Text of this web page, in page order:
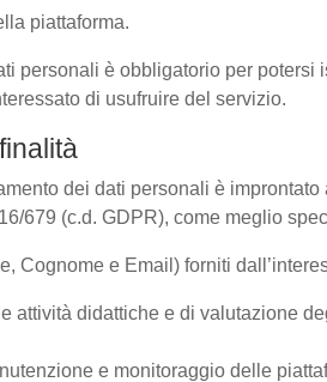
piattaforma.
personali è obbligatorio per
di usufruire del servizio.
dei dati personali è
679 (c.d. GDPR), come meglio
Cognome e Email) forniti
attività didattiche e di valutazione
e monitoraggio delle